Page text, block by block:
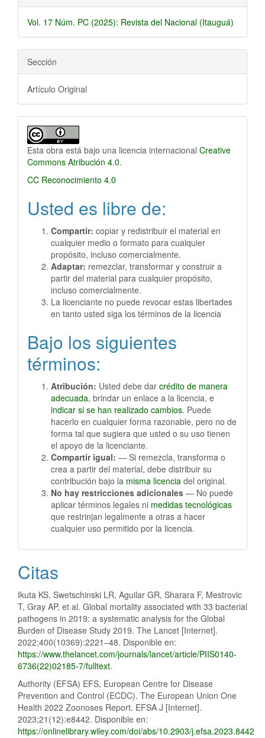
Vol. 17 Núm. PC (2025): Revista del Nacional (Itauguá)
Sección
Artículo Original
Esta obra está bajo una licencia internacional Creative
Commons Atribución 4.0.
CC Reconocimiento 4.0
Usted es libre de:
Compartir: copiar y redistribuir el material en
cualquier medio o formato para cualquier
propósito, incluso comercialmente.
Adaptar: remezclar, transformar y construir a
partir del material para cualquier propósito,
incluso comercialmente.
La licenciante no puede revocar estas libertades
en tanto usted siga los términos de la licencia
Bajo los siguientes
términos:
Atribución: Usted debe dar crédito de manera
adecuada, brindar un enlace a la licencia, e
indicar si se han realizado cambios. Puede
hacerlo en cualquier forma razonable, pero no de
forma tal que sugiera que usted o su uso tienen
el apoyo de la licenciante.
Compartir igual: — Si remezcla, transforma o
crea a partir del material, debe distribuir su
contribución bajo la misma licencia del original.
No hay restricciones adicionales — No puede
aplicar términos legales ni medidas tecnológicas
que restrinjan legalmente a otras a hacer
cualquier uso permitido por la licencia.
Citas
Ikuta KS, Swetschinski LR, Aguilar GR, Sharara F, Mestrovic
T, Gray AP, et al. Global mortality associated with 33 bacterial
pathogens in 2019: a systematic analysis for the Global
Burden of Disease Study 2019. The Lancet [Internet].
2022;400(10369):2221–48. Disponible en:
https://www.thelancet.com/journals/lancet/article/PIIS0140-
6736(22)02185-7/fulltext.
Authority (EFSA) EFS, European Centre for Disease
Prevention and Control (ECDC). The European Union One
Health 2022 Zoonoses Report. EFSA J [Internet].
2023;21(12):e8442. Disponible en:
https://onlinelibrary.wiley.com/doi/abs/10.2903/j.efsa.2023.8442